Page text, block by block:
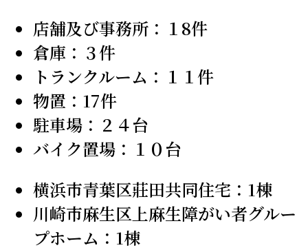
店舗及び事務所：１8件
倉庫：３件
トランクルーム：１１件
物置：17件
駐車場：２４台
バイク置場：１０台
横浜市青葉区莊田共同住宅：1棟
川崎市麻生区上麻生障がい者グルー
プホーム：1棟